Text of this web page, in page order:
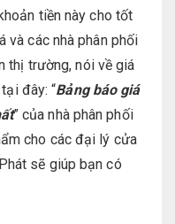
tiền này cho tốt
và các nhà phân phối
thị trường, nói về giá
đây: “Bảng báo giá
” của nhà phân phối
cho các đại lý cửa
sẽ giúp bạn có